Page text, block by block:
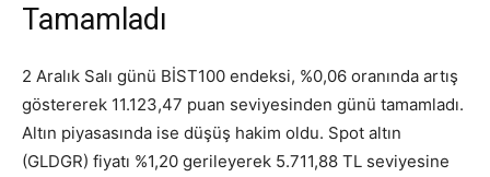
Tamamladı
2 Aralık Salı günü BİST100 endeksi, %0,06 oranında artış
göstererek 11.123,47 puan seviyesinden günü tamamladı.
Altın piyasasında ise düşüş hakim oldu. Spot altın
(GLDGR) fiyatı %1,20 gerileyerek 5.711,88 TL seviyesine